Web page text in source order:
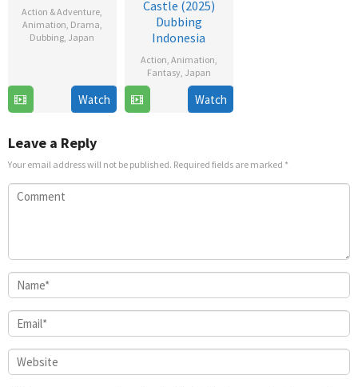
Action & Adventure,
Animation, Drama,
Dubbing, Japan
2022Watch
Castle (2025)
Dubbing
Indonesia
Action, Animation,
Fantasy, Japan
Jul
Haruo
Sotozaki
Watch
Leave a Reply
Your email address will not be published. Required fields are marked *